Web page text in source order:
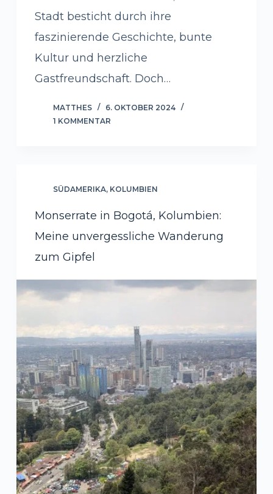
Stadt besticht durch ihre
faszinierende Geschichte, bunte
Kultur und herzliche
Gastfreundschaft. Doch…
MATTHES
6. OKTOBER 2024
1 KOMMENTAR
SÜDAMERIKA, KOLUMBIEN
Monserrate in Bogotá, Kolumbien:
Meine unvergessliche Wanderung
zum Gipfel